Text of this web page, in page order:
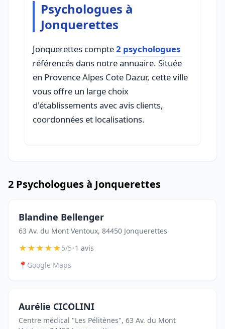
Psychologues à
Jonquerettes
Jonquerettes compte2 psychologues
référencés dans notre annuaire. Située
en Provence Alpes Cote Dazur, cette ville
vous offre un large choix
d'établissements avec avis clients,
coordonnées et localisations.
2 Psychologues à Jonquerettes
Blandine Bellenger
63 Av. du Mont Ventoux, 84450 Jonquerettes
★★★★★5/5•1 avis
📍 Google Maps
Aurélie CICOLINI
Centre médical "Les Pélitènes", 63 Av. du Mont